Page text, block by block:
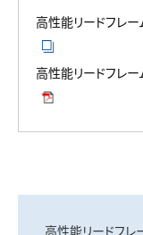
高性能リードフレ
高性能リードフレ
高性能リードフレ